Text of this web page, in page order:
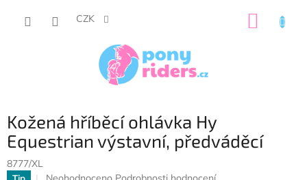
CZK
Kožená hříběcí ohlávka Hy
Equestrian výstavní, předváděcí
8777/XL
Průměrné